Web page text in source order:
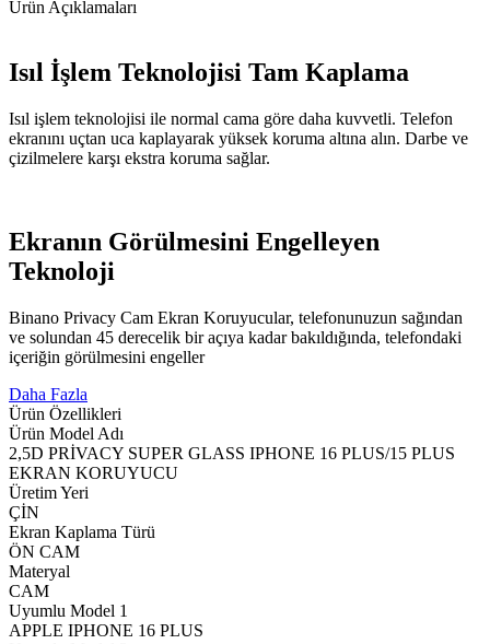
Ürün Açıklamaları
Isıl İşlem Teknolojisi Tam Kaplama
Isıl işlem teknolojisi ile normal cama göre daha kuvvetli. Telefon
ekranını uçtan uca kaplayarak yüksek koruma altına alın. Darbe ve
çizilmelere karşı ekstra koruma sağlar.
Ekranın Görülmesini Engelleyen
Teknoloji
Binano Privacy Cam Ekran Koruyucular, telefonunuzun sağından
ve solundan 45 derecelik bir açıya kadar bakıldığında, telefondaki
içeriğin görülmesini engeller
Daha Fazla
Ürün Özellikleri
Ürün Model Adı
2,5D PRİVACY SUPER GLASS IPHONE 16 PLUS/15 PLUS
EKRAN KORUYUCU
Üretim Yeri
ÇİN
Ekran Kaplama Türü
ÖN CAM
Materyal
CAM
Uyumlu Model 1
APPLE IPHONE 16 PLUS